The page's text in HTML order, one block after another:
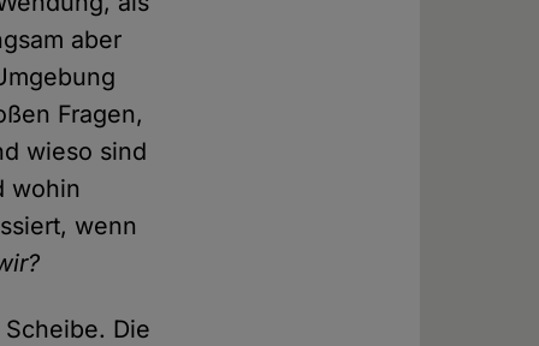
aber
Fragen,
wieso sind
wohin
wenn
Die